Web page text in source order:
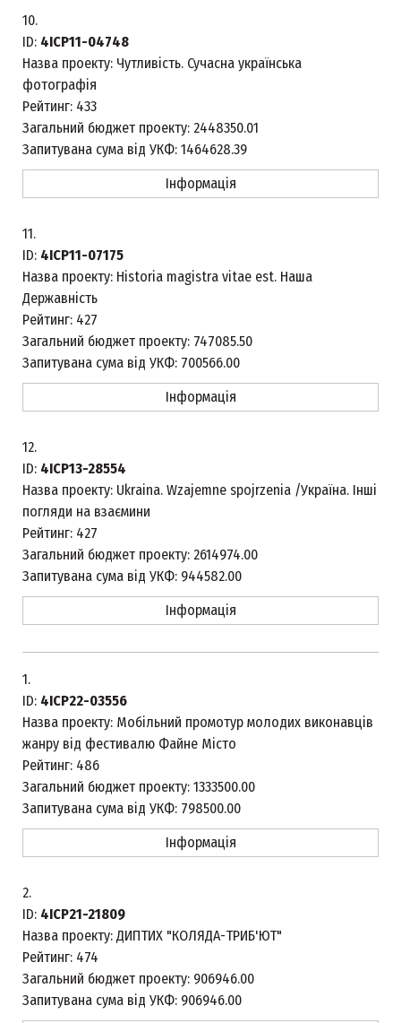
10.
ID: 4ICP11-04748
Назва проекту: Чутливість. Сучасна українська
фотографія
Рейтинг: 433
Загальний бюджет проекту: 2448350.01
Запитувана сума від УКФ: 1464628.39
Інформація
11.
ID: 4ICP11-07175
Назва проекту: Historia magistra vitae est. Наша
Державність
Рейтинг: 427
Загальний бюджет проекту: 747085.50
Запитувана сума від УКФ: 700566.00
Інформація
12.
ID: 4ICP13-28554
Назва проекту: Ukraina. Wzajemne spojrzenia /Україна. Інші
погляди на взаємини
Рейтинг: 427
Загальний бюджет проекту: 2614974.00
Запитувана сума від УКФ: 944582.00
Інформація
1.
ID: 4ICP22-03556
Назва проекту: Мобільний промотур молодих виконавців
жанру від фестивалю Файне Місто
Рейтинг: 486
Загальний бюджет проекту: 1333500.00
Запитувана сума від УКФ: 798500.00
Інформація
2.
ID: 4ICP21-21809
Назва проекту: ДИПТИХ "КОЛЯДА-ТРИБ'ЮТ"
Рейтинг: 474
Загальний бюджет проекту: 906946.00
Запитувана сума від УКФ: 906946.00